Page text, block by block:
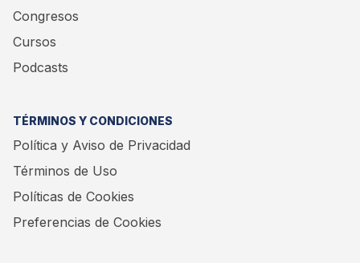
Congresos
Cursos
Podcasts
TÉRMINOS Y CONDICIONES
Política y Aviso de Privacidad
Términos de Uso
Políticas de Cookies
Preferencias de Cookies